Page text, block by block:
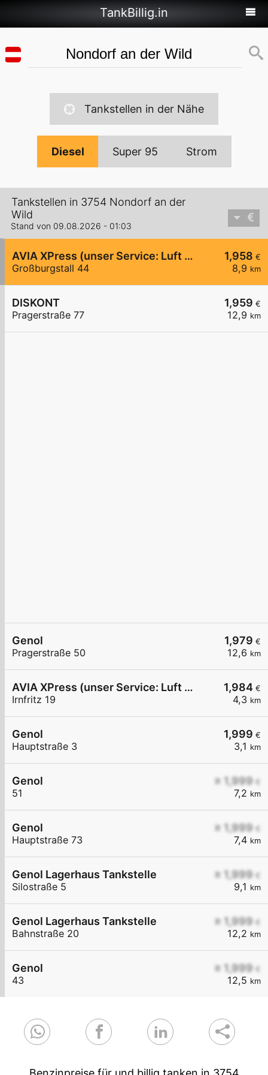
TankBillig.in
Tankstellen in der Nähe
Diesel Super 95 Strom
Tankstellen in 3754 Nondorf an der
Wild
Stand von 09.08.2026 - 01:03
1,958 €
8,9 km
AVIA XPress (unser Service: Luft und Wasser)
Großburgstall 44
1,959 €
12,9 km
DISKONT
Pragerstraße 77
1,979 €
12,6 km
Genol
Pragerstraße 50
1,984 €
4,3 km
AVIA XPress (unser Service: Luft und Wasser)
Irnfritz 19
1,999 €
3,1 km
Genol
Hauptstraße 3
≥ 1,999 €
7,2 km
Genol
51
≥ 1,999 €
7,4 km
Genol
Hauptstraße 73
≥ 1,999 €
9,1 km
Genol Lagerhaus Tankstelle
Silostraße 5
≥ 1,999 €
12,2 km
Genol Lagerhaus Tankstelle
Bahnstraße 20
≥ 1,999 €
12,5 km
Genol
43